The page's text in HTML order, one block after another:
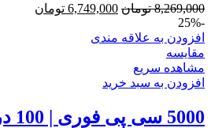
8,269,000 تومان 6,749,000 تومان
-25%
افزودن به علاقه مندی
مقایسه
مشاهده سریع
افزودن به سبد خرید
5000 سی پی فوری | 100 درصد قانونی